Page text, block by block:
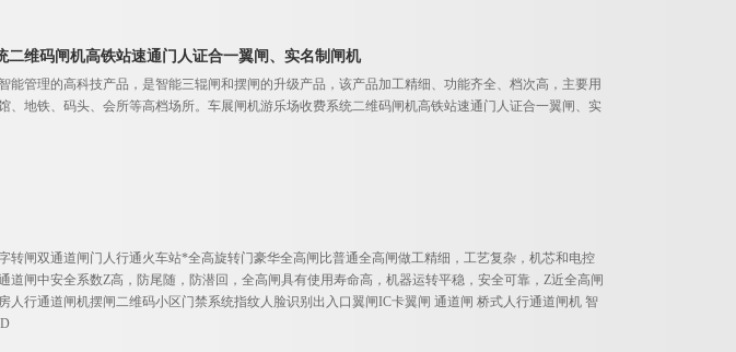
二维码闸机高铁站速通门人证合一翼闸、实名制闸机
能管理的高科技产品，是智能三辊闸和摆闸的升级产品，该产品加工精细、功能齐全、档次高，主要用
、地铁、码头、会所等高档场所。车展闸机游乐场收费系统二维码闸机高铁站速通门人证合一翼闸、实
转闸双通道闸门人行通火车站*全高旋转门豪华全高闸比普通全高闸做工精细，工艺复杂，机芯和电控
道闸中安全系数Z高，防尾随，防潜回，全高闸具有使用寿命高，机器运转平稳，安全可靠，Z近全高闸
人行通道闸机摆闸二维码小区门禁系统指纹人脸识别出入口翼闸IC卡翼闸 通道闸 桥式人行通道闸机 智